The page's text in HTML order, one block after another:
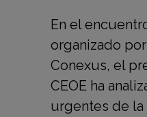
En el
organizado
Conexus, el
CEOE ha
urgentes de la